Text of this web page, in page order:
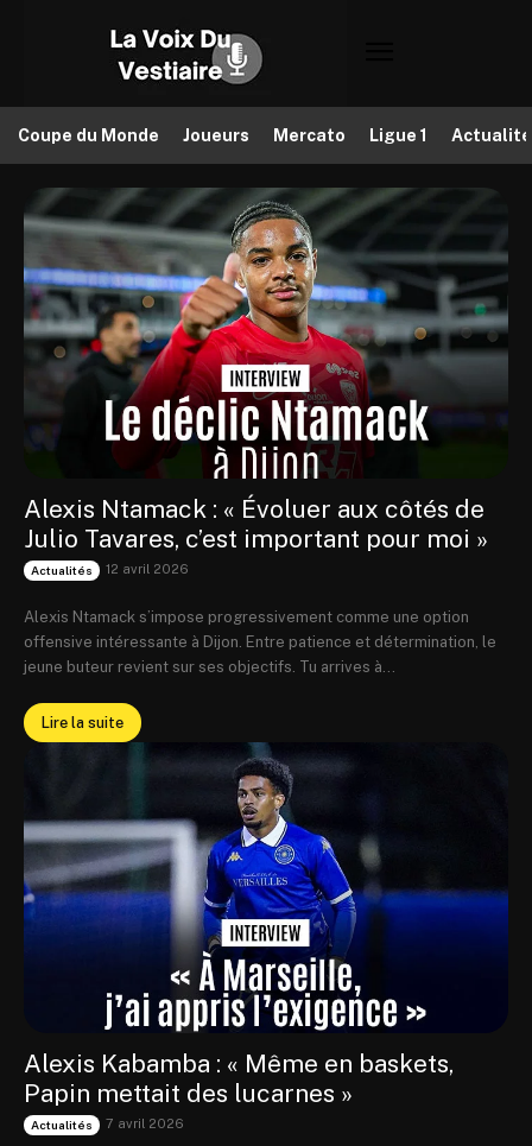
Coupe du Monde Joueurs Mercato Ligue 1
Alexis Ntamack : « Évoluer aux côtés de
Julio Tavares, c’est important pour moi »
Actualités 12 avril 2026
Alexis Ntamack s’impose progressivement comme une option
offensive intéressante à Dijon. Entre patience et détermination, le
jeune buteur revient sur ses objectifs. Tu arrives à...
Lire la suite
Alexis Kabamba : « Même en baskets,
Papin mettait des lucarnes »
Actualités 7 avril 2026